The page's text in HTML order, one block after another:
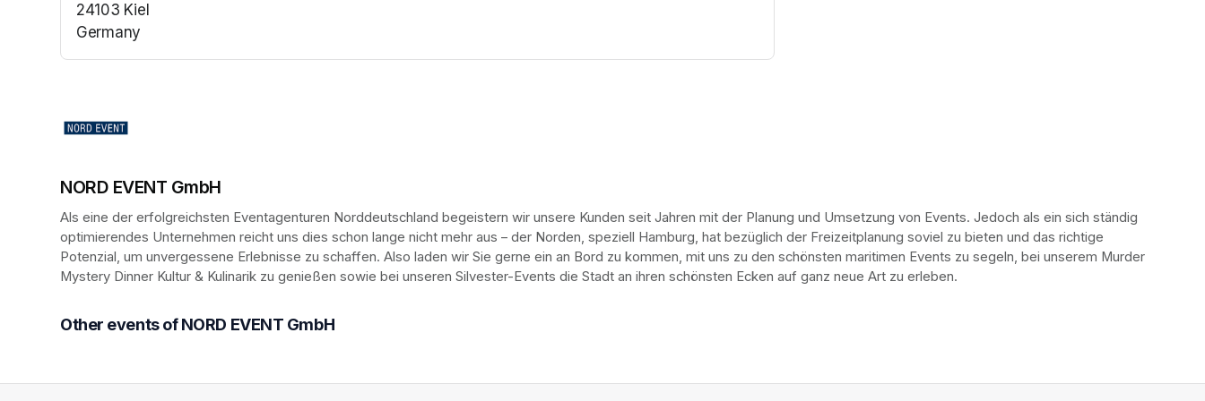
24103 Kiel
Germany
(opens in a new tab)
NORD EVENT GmbH
Als eine der erfolgreichsten Eventagenturen Norddeutschland begeistern wir unsere Kunden seit Jahren mit der Planung und Umsetzung von Events. Jedoch als ein sich ständig
optimierendes Unternehmen reicht uns dies schon lange nicht mehr aus – der Norden, speziell Hamburg, hat bezüglich der Freizeitplanung soviel zu bieten und das richtige
Potenzial, um unvergessene Erlebnisse zu schaffen. Also laden wir Sie gerne ein an Bord zu kommen, mit uns zu den schönsten maritimen Events zu segeln, bei unserem Murder
Mystery Dinner Kultur & Kulinarik zu genießen sowie bei unseren Silvester-Events die Stadt an ihren schönsten Ecken auf ganz neue Art zu erleben.
Other events of NORD EVENT GmbH